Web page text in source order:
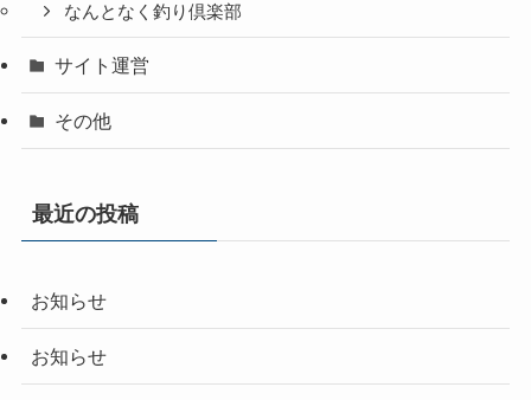
なんとなく釣り倶楽部
サイト運営
その他
最近の投稿
お知らせ
お知らせ